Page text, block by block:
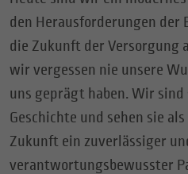
den Herausforderungen der
die Zukunft der Versorgung
wir vergessen nie unsere
uns geprägt haben. Wir sind
Geschichte und sehen sie
Zukunft ein zuverlässiger
verantwortungsbewusster